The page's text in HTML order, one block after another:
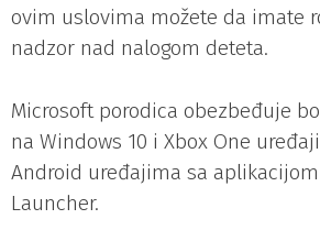
ovim uslovima možete da imate
nadzor nad nalogom deteta.
Microsoft porodica obezbeđuje
na Windows 10 i Xbox One
Android uređajima sa
Launcher.